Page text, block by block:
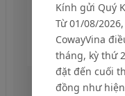
Bài viết trước:
Kính gửi Quý
Từ 01/08/
CowayVina
tháng, kỳ thứ
đặt đến cuối
đồng như